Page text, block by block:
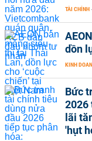
TÀI CHÍNH
dồn
KINH
Bức
2026
lãi
'hụt